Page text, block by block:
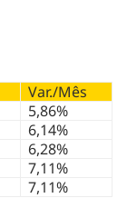
Var./Mês
5,86%
6,14%
6,28%
7,11%
7,11%